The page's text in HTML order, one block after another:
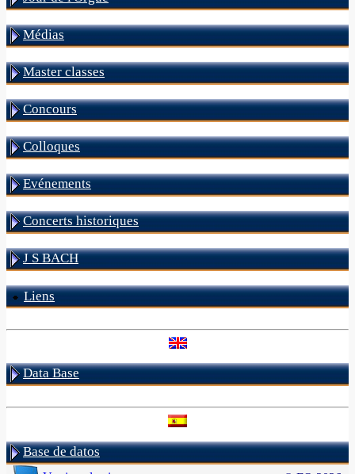
Médias
Master classes
Concours
Colloques
Evénements
Concerts historiques
J S BACH
Liens
Data Base
Base de datos